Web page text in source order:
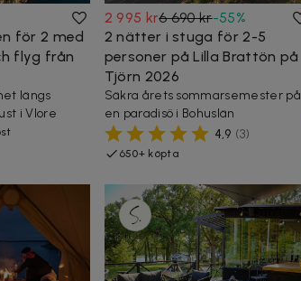
för 2 med
flyg från
längs
i Vlore
2 995 kr6 690 kr-55%
2 nätter i stuga för 2-5
personer på Lilla Brattön på
Tjörn 2026
Säkra årets sommarsemester på
en paradisö i Bohuslän
4,9 (3)
650+ köpta